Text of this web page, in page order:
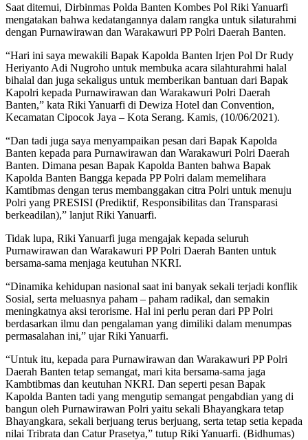
Saat ditemui, Dirbinmas Polda Banten Kombes Pol Riki Yanuarfi
mengatakan bahwa kedatangannya dalam rangka untuk silaturahmi
dengan Purnawirawan dan Warakawuri PP Polri Daerah Banten.
“Hari ini saya mewakili Bapak Kapolda Banten Irjen Pol Dr Rudy
Heriyanto Adi Nugroho untuk membuka acara silahturahmi halal
bihalal dan juga sekaligus untuk memberikan bantuan dari Bapak
Kapolri kepada Purnawirawan dan Warakawuri Polri Daerah
Banten,” kata Riki Yanuarfi di Dewiza Hotel dan Convention,
Kecamatan Cipocok Jaya – Kota Serang. Kamis, (10/06/2021).
“Dan tadi juga saya menyampaikan pesan dari Bapak Kapolda
Banten kepada para Purnawirawan dan Warakawuri Polri Daerah
Banten. Dimana pesan Bapak Kapolda Banten bahwa Bapak
Kapolda Banten Bangga kepada PP Polri dalam memelihara
Kamtibmas dengan terus membanggakan citra Polri untuk menuju
Polri yang PRESISI (Prediktif, Responsibilitas dan Transparasi
berkeadilan),” lanjut Riki Yanuarfi.
Tidak lupa, Riki Yanuarfi juga mengajak kepada seluruh
Purnawirawan dan Warakawuri PP Polri Daerah Banten untuk
bersama-sama menjaga keutuhan NKRI.
“Dinamika kehidupan nasional saat ini banyak sekali terjadi konflik
Sosial, serta meluasnya paham – paham radikal, dan semakin
meningkatnya aksi terorisme. Hal ini perlu peran dari PP Polri
berdasarkan ilmu dan pengalaman yang dimiliki dalam menumpas
permasalahan ini,” ujar Riki Yanuarfi.
“Untuk itu, kepada para Purnawirawan dan Warakawuri PP Polri
Daerah Banten tetap semangat, mari kita bersama-sama jaga
Kambtibmas dan keutuhan NKRI. Dan seperti pesan Bapak
Kapolda Banten tadi yang mengutip semangat pengabdian yang di
bangun oleh Purnawirawan Polri yaitu sekali Bhayangkara tetap
Bhayangkara, sekali berjuang terus berjuang, serta tetap setia kepada
nilai Tribrata dan Catur Prasetya,” tutup Riki Yanuarfi. (Bidhumas)